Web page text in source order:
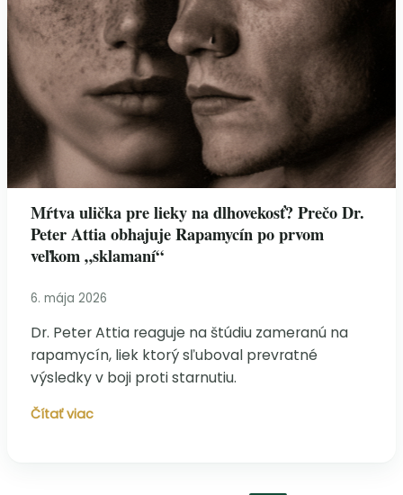
Mŕtva ulička pre lieky na dlhovekosť? Prečo Dr.
Peter Attia obhajuje Rapamycín po prvom
veľkom „sklamaní“
6. mája 2026
Dr. Peter Attia reaguje na štúdiu zameranú na
rapamycín, liek ktorý sľuboval prevratné
výsledky v boji proti starnutiu.
Mŕtva
Čítať viac